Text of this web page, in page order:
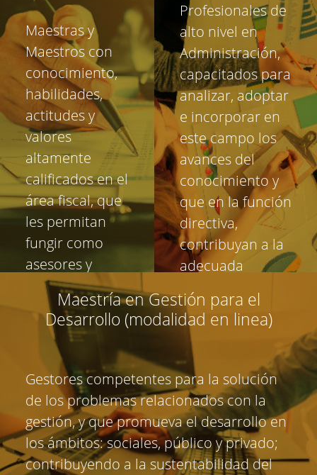
Maestras y
Maestros con
conocimiento,
habilidades,
actitudes y
valores
altamente
calificados en el
área fiscal, que
les permitan
fungir como
asesores y
responsables
de los procesos
directivos
encaminados a
evaluar la
aplicación y
optimización de
los beneficios
fiscales.
Profesionales de
alto nivel en
Administración,
capacitados para
analizar, adoptar
e incorporar en
este campo los
avances del
conocimiento y
que en la función
directiva,
contribuyan a la
adecuada
problemas
organizacionales.
Conoce
más
Maestría en Gestión para el
Desarrollo (modalidad en linea)
Gestores competentes para la solución
de los problemas relacionados con la
gestión, y que promueva el desarrollo en
los ámbitos: sociales, público y privado;
contribuyendo a la sustentabilidad del